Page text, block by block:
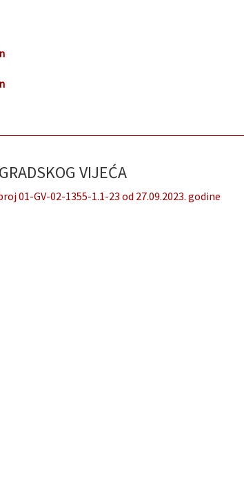
VIJEĆA
01-GV-02-1355-1.1-23 od 27.09.2023. godine